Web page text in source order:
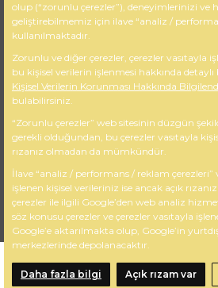
İletişim Bilgileri
M:Gazi Osman Paşa Bulvarı No:
56 / 404 Çankaya – İZMİR
A: +90 232 425 18 36
T: +90 232 484 82 57
F:
info@afbainsaat.com
Copyright © 2024 Tüm
olup (“zorunlu çerezler”), deneyimlerinizi ve
geliştirebilmemiz için ilave “analiz /
kullanılmaktadır.
Zorunlu ve diğer çerezler, çerezler vasıtayla
bu kişisel verilerin işlenmesi hakkında detaylı
Kişisel Verilerin Korunması Hakkında
bulabilirsiniz.
“Zorunlu çerezler” web sitesinin düzgün
gerekli olduğundan, bu çerezler vasıtayla
rızanız olmadan da mümkündür.
İlave “analiz / performans / reklam çerezleri”
işlenen kişisel verileriniz ise ancak açık
çerezler ile ilgili Google’den web analiz
söz konusu çerezler ve çerezler vasıtayla
Google’e aktarılmakta olup, Google’in
merkezlerinde depolanacaktır.
Daha fazla bilgi Açık rızam var